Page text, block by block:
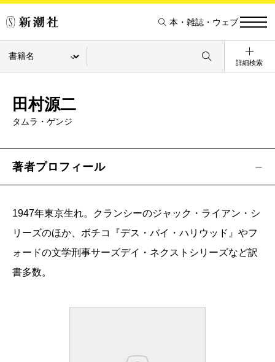
本・雑誌・ウェブ
詳細検索
田村源二
タムラ・ゲンジ
著者プロフィール
1947年東京生れ。クランシーのジャック・ライアン・シ
リーズのほか、ボチコ『デス・バイ・ハリウッド』やフ
ォードの文学刑事サーズデイ・ネクストシリーズなど訳
書多数。